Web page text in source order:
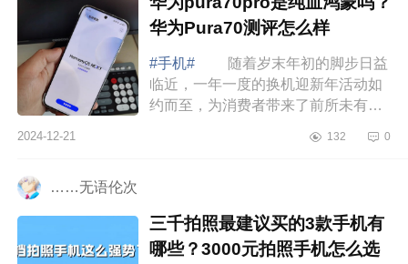
华为Pura70测评怎么样
#手机#
随着岁末年初的脚步日益
临近，一年一度的换机迎新年活动如
约而至，为消费者带来了前所未有的
国产品质手机，始终以其卓越的品
2024-12-21 132 0
……无语伦次
三千拍照最建议买的3款手机有
哪些？3000元拍照手机怎么选